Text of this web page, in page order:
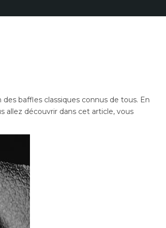
baffles classiques connus de tous. En
allez découvrir dans cet article, vous